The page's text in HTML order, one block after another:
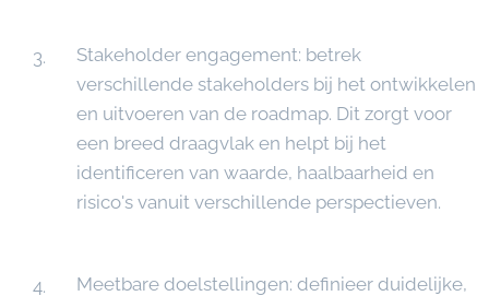
Stakeholder engagement: betrek
verschillende stakeholders bij het ontwikkelen
en uitvoeren van de roadmap. Dit zorgt voor
een breed draagvlak en helpt bij het
identificeren van waarde, haalbaarheid en
risico's vanuit verschillende perspectieven.
Meetbare doelstellingen: definieer duidelijke,